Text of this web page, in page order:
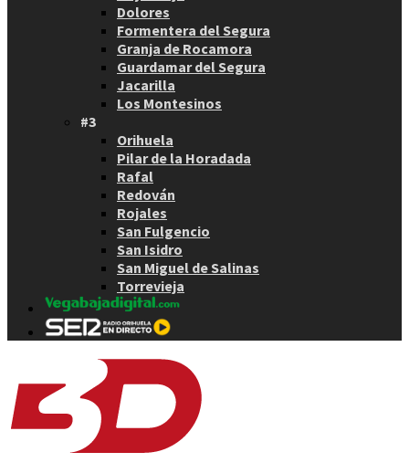
Dolores
Formentera del Segura
Granja de Rocamora
Guardamar del Segura
Jacarilla
Los Montesinos
#3
Orihuela
Pilar de la Horadada
Rafal
Redován
Rojales
San Fulgencio
San Isidro
San Miguel de Salinas
Torrevieja